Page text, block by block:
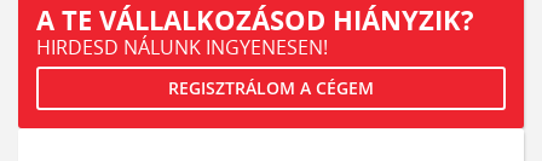
A TE VÁLLALKOZÁSOD HIÁNYZIK?
HIRDESD NÁLUNK INGYENESEN!
REGISZTRÁLOM A CÉGEM